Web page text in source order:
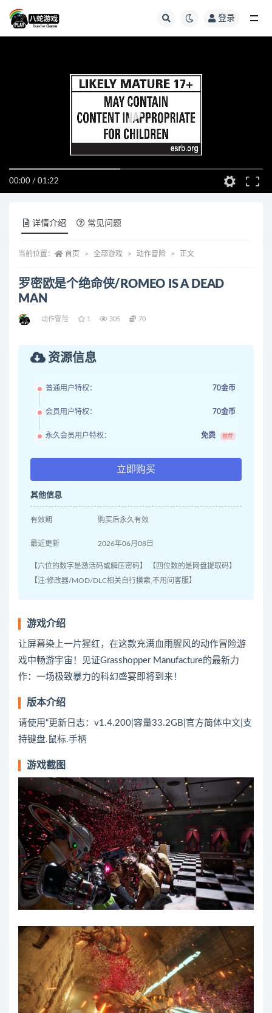
登录
00:00 / 01:22
详情介绍 常见问题
当前位置： 首页 全部游戏 动作冒险 正文
罗密欧是个绝命侠/ROMEO IS A DEAD
MAN
动作冒险 1 305 70
资源信息
普通用户特权： 70金币
会员用户特权： 70金币
永久会员用户特权： 免费 推荐
立即购买
其他信息
有效期 购买后永久有效
最近更新 2026年06月08日
【六位的数字是激活码或解压密码】 【四位数的是网盘提取码】
【注:修改器/MOD/DLC相关自行摸索,不用问客服】
游戏介绍
让屏幕染上一片猩红，在这款充满血雨腥风的动作冒险游
戏中畅游宇宙！见证Grasshopper Manufacture的最新力
作：一场极致暴力的科幻盛宴即将到来！
版本介绍
请使用“更新日志：v1.4.200|容量33.2GB|官方简体中文|支
持键盘.鼠标.手柄
游戏截图